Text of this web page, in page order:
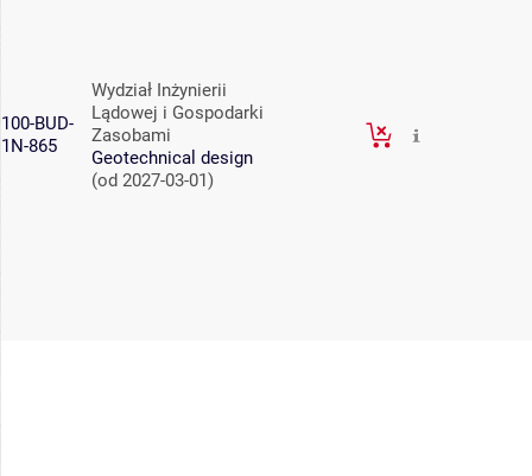
100-BUD-
1N-865
Wydział Inżynierii
Lądowej i Gospodarki
Zasobami
Geotechnical design
(od 2027-03-01)